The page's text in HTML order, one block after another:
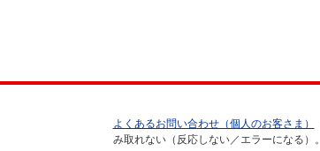
よくあるお問い合わせ（個人のお客さま）
み取れない（反応しない／エラーになる）。